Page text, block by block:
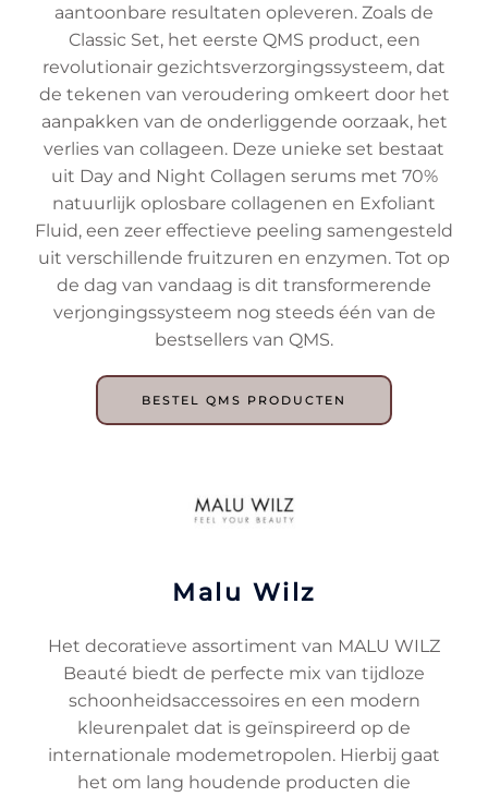
aantoonbare resultaten opleveren. Zoals de
Classic Set, het eerste QMS product, een
revolutionair gezichtsverzorgingssysteem, dat
de tekenen van veroudering omkeert door het
aanpakken van de onderliggende oorzaak, het
verlies van collageen. Deze unieke set bestaat
uit Day and Night Collagen serums met 70%
natuurlijk oplosbare collagenen en Exfoliant
Fluid, een zeer effectieve peeling samengesteld
uit verschillende fruitzuren en enzymen. Tot op
de dag van vandaag is dit transformerende
verjongingssysteem nog steeds één van de
bestsellers van QMS.
BESTEL QMS PRODUCTEN
Malu Wilz
Het decoratieve assortiment van MALU WILZ
Beauté biedt de perfecte mix van tijdloze
schoonheidsaccessoires en een modern
kleurenpalet dat is geïnspireerd op de
internationale modemetropolen. Hierbij gaat
het om lang houdende producten die